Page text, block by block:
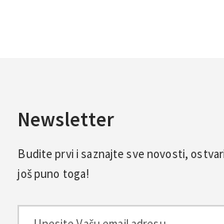
Newsletter
Budite prvi i saznajte sve novosti,
još puno toga!